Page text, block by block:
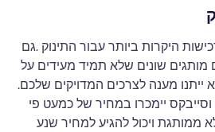
היקרות ביותר עבור התינוק .גם
מותגים שונים שלא תמיד מעידים על
ייתנו מענה לצרכים המדויקים שלכם.
יימכרו במחיר של כמעט פי
ממותגת ויכול להגיע למחיר שנע